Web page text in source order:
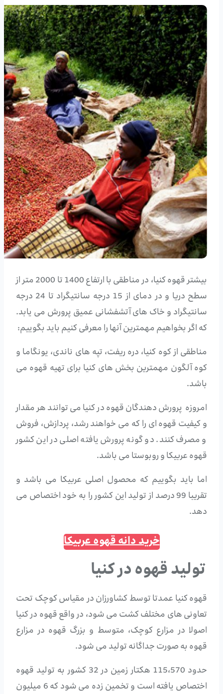
بیشتر قهوه کنیا، در مناطقی با ارتفاع 1400 تا 2000 متر از
سطح دریا و در دمای از 15 درجه سانتیگراد تا 24 درجه
سانتیگراد و خاک های آتشفشانی عمیق پرورش می یابد.
که اگر بخواهیم مهمترین آنها را معرفی کنیم باید بگوییم:
مناطقی از کوه کنیا، دره ریفت، تپه های ناندی، یونگاما و
کوه آلگون مهمترین بخش های کنیا برای تهیه قهوه می
باشد.
امروزه پرورش دهندگان قهوه در کنیا می توانند هر مقدار
و کیفیت قهوه ای را که می خواهند رشد، پردازش، فروش
و مصرف کنند. دو گونه پرورش یافته اصلی در این کشور
قهوه عربیکا و روبوستا می باشد.
اما باید بگوییم که محصول اصلی عربیکا می باشد و
تقریبا 99 درصد از تولید این کشور را به خود اختصاص می
دهد.
خرید دانه قهوه عربیکا
تولید قهوه در کنیا
قهوه کنیا عمدتا توسط کشاورزان در مقیاس کوچک تحت
تعاونی های مختلف کشت می شود، در واقع قهوه در کنیا
اصولا در مزارع کوچک، متوسط و بزرگ قهوه درمزارع
قهوه به صورت جداگانه تولید می شود.
حدود 115،570 هکتار زمین در 32 کشور به تولید قهوه
اختصاص یافته است و تخمین زده می شود که 6 میلیون